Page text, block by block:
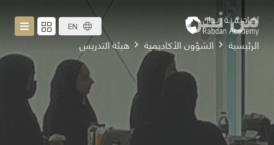
EN من نحن
الرئيسية الشؤون الأكاديمية هيئة التدريس